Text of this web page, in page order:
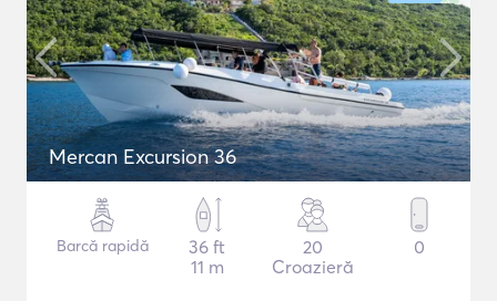
Mercan Excursion 36
Barcă rapidă
36 ft
11 m
20
Croazieră
0